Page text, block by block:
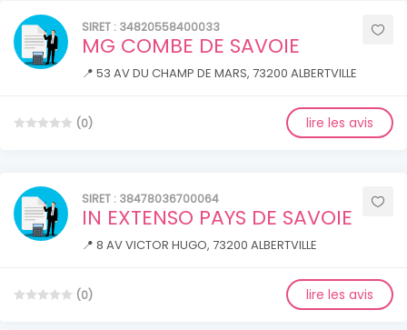
SIRET : 34820558400033
MG COMBE DE SAVOIE
📍 53 AV DU CHAMP DE MARS, 73200 ALBERTVILLE
(0) lire les avis
SIRET : 38478036700064
IN EXTENSO PAYS DE SAVOIE
📍 8 AV VICTOR HUGO, 73200 ALBERTVILLE
(0) lire les avis